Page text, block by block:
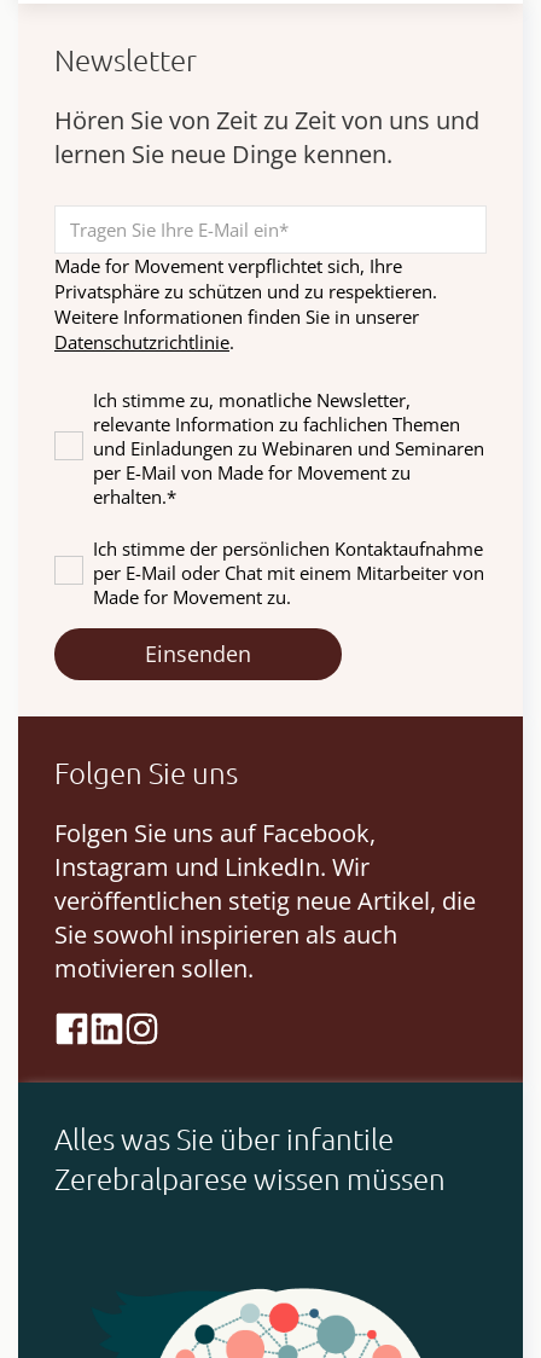
Newsletter
Hören Sie von Zeit zu Zeit von uns und
lernen Sie neue Dinge kennen.
Made for Movement verpflichtet sich, Ihre
Privatsphäre zu schützen und zu respektieren.
Weitere Informationen finden Sie in unserer
Datenschutzrichtlinie.
Ich stimme zu, monatliche Newsletter,
relevante Information zu fachlichen Themen
und Einladungen zu Webinaren und Seminaren
per E-Mail von Made for Movement zu
erhalten.*
Ich stimme der persönlichen Kontaktaufnahme
per E-Mail oder Chat mit einem Mitarbeiter von
Made for Movement zu.
Folgen Sie uns
Folgen Sie uns auf Facebook,
Instagram und LinkedIn. Wir
veröffentlichen stetig neue Artikel, die
Sie sowohl inspirieren als auch
motivieren sollen.
Alles was Sie über infantile
Zerebralparese wissen müssen